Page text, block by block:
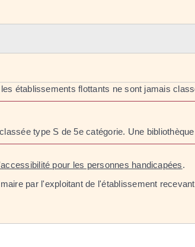
établissements flottants ne sont jamais
type S de 5ecatégorie. Une
pour les personnes handicapées.
par l'exploitant de l'établissement